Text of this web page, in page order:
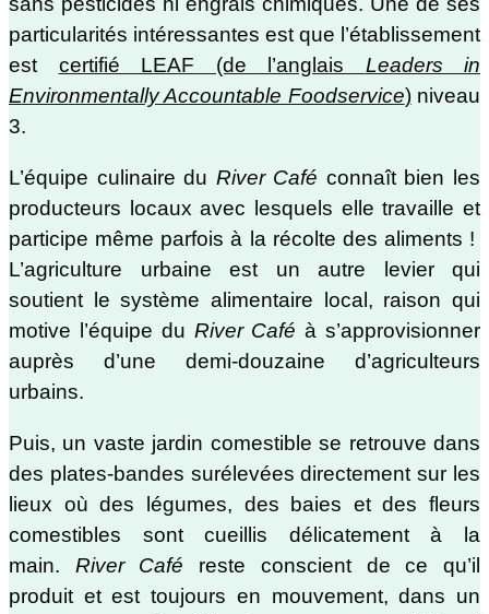
particularités intéressantes est que l’établissement
est certifié LEAF (de l’anglais Leaders in
Environmentally Accountable Foodservice)niveau
3.
L’équipe culinaire du River Café connaît bien les
producteurs locaux avec lesquels elle travaille et
participe même parfois à la récolte des aliments !
L’agriculture urbaine est un autre levier qui
soutient le système alimentaire local, raison qui
motive l’équipe du River Café à s’approvisionner
auprès d’une demi-douzaine d’agriculteurs
urbains.
Puis, un vaste jardin comestible se retrouve dans
des plates-bandes surélevées directement sur les
lieux où des légumes, des baies et des fleurs
comestibles sont cueillis délicatement à la
main. River Café reste conscient de ce qu’il
produit et est toujours en mouvement, dans un